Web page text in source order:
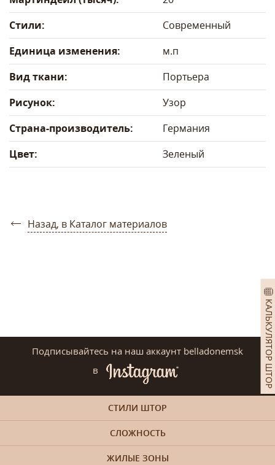
КАЛЬКУЛЯТОР ШТОР
Стили:
Современный
Единица изменения:
м.п
Вид ткани:
Портьера
Рисунок:
Узор
Страна-производитель:
Германия
Цвет:
Зеленый
Назад, в Каталог материалов
Подписывайтесь на наш аккаунт belladonemsk
в
СТИЛИ ШТОР
СЛОЖНОСТЬ
ЖИЛЫЕ ЗОНЫ